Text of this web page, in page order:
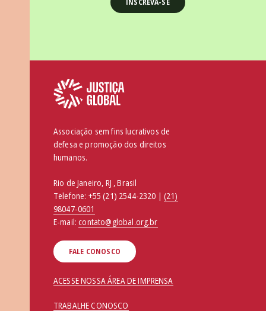
Associação sem fins lucrativos de
defesa e promoção dos direitos
humanos.
Rio de Janeiro, RJ , Brasil
Telefone: +55 (21) 2544-2320 | (21)
98047-0601
E-mail:contato@global.org.br
FALE CONOSCO
ACESSE NOSSA ÁREA DE IMPRENSA
TRABALHE CONOSCO